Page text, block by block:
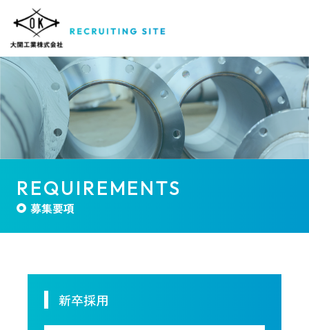
REQUIREMENTS
募集要項
新卒採用